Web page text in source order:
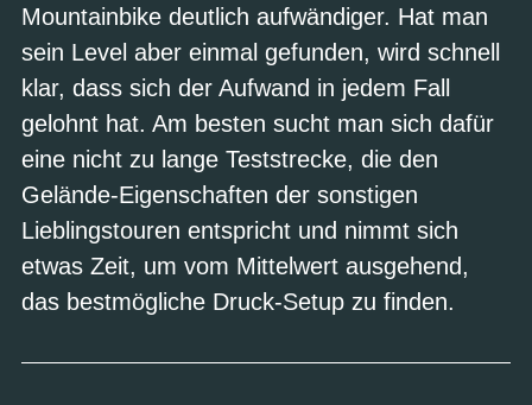
Mountainbike deutlich aufwändiger. Hat man
sein Level aber einmal gefunden, wird schnell
klar, dass sich der Aufwand in jedem Fall
gelohnt hat. Am besten sucht man sich dafür
eine nicht zu lange Teststrecke, die den
Gelände-Eigenschaften der sonstigen
Lieblingstouren entspricht und nimmt sich
etwas Zeit, um vom Mittelwert ausgehend,
das bestmögliche Druck-Setup zu finden.